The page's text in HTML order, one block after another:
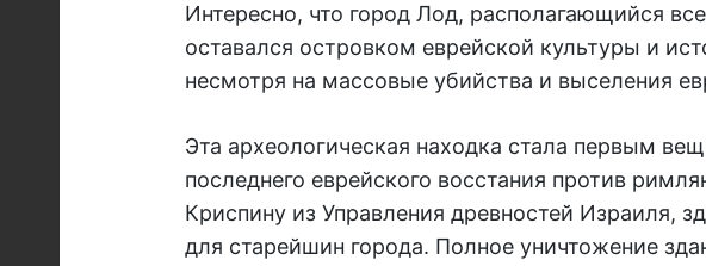
Интересно, что город Лод, располагающийся
оставался островком еврейской культуры и
несмотря на массовые убийства и выселения
Эта археологическая находка стала первым
последнего еврейского восстания против
Криспину из Управления древностей Израиля,
для старейшин города. Полное уничтожение